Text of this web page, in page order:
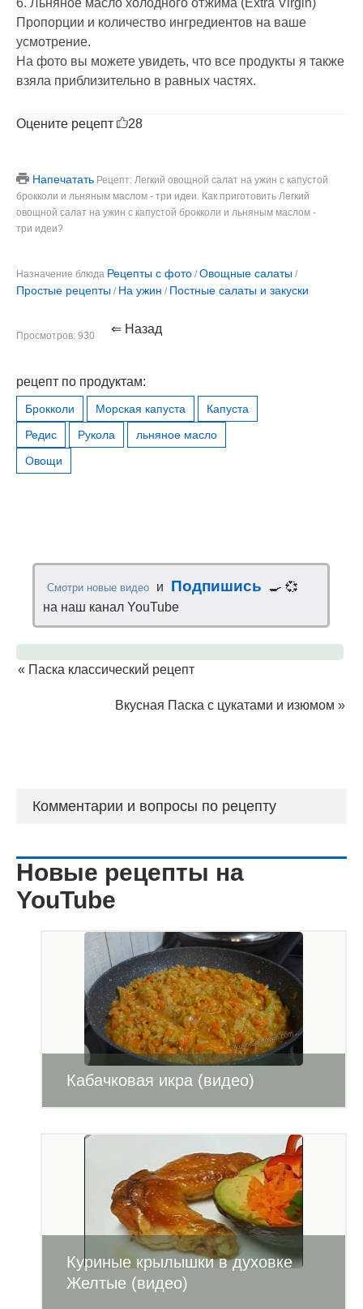
6. Льняное масло холодного отжима (Extra Virgin)
Пропорции и количество ингредиентов на ваше
усмотрение.
На фото вы можете увидеть, что все продукты я также
взяла приблизительно в равных частях.
Оцените рецепт 28
Напечатать Рецепт: Легкий овощной салат на ужин с капустой
брокколи и льняным маслом - три идеи. Как приготовить Легкий
овощной салат на ужин с капустой брокколи и льняным маслом -
три идеи?
Назначение блюда Рецепты с фото / Овощные салаты /
Простые рецепты / На ужин / Постные салаты и закуски
Просмотров: 930 ⇐ Назад
рецепт по продуктам:
Брокколи Морская капуста
Капуста
Редис
Рукола
льняное масло
Овощи
Смотри новые видео и Подпишись
🍳 💞
на наш канал YouTube
« Паска классический рецепт
Вкусная Паска с цукатами и изюмом »
Комментарии и вопросы по рецепту
Новые рецепты на
YouTube
Кабачковая икра (видео)
Куриные крылышки в духовке
Желтые (видео)